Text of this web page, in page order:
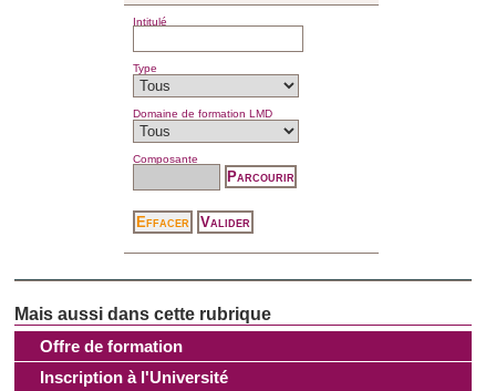
Offre de formation
Inscription à l'Université
Intitulé
Type
Domaine de formation LMD
Composante